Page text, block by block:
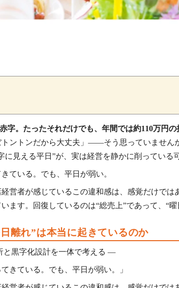
字。たったそれだけでも、年間では約110万円の
トントンだから大丈夫」——そう思っていません
に見える平日”が、実は経営を静かに削っている
ている。でも、平日が弱い。
営者が感じているこの違和感は、感覚だけで
ます。回復しているのは“総売上”であって、“
離れ”は本当に起きているのか
黒字化設計を一体で考える ―
てきている。でも、平日が弱い。」